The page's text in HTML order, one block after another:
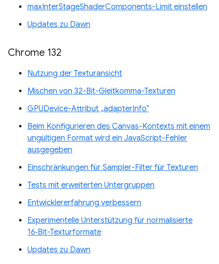
maxInterStageShaderComponents-Limit einstellen
Updates zu Dawn
Chrome 132
Nutzung der Texturansicht
Mischen von 32-Bit-Gleitkomma-Texturen
GPUDevice-Attribut „adapterInfo“
Beim Konfigurieren des Canvas-Kontexts mit einem
ungültigen Format wird ein JavaScript-Fehler
ausgegeben
Einschränkungen für Sampler-Filter für Texturen
Tests mit erweiterten Untergruppen
Entwicklererfahrung verbessern
Experimentelle Unterstützung für normalisierte
16‑Bit-Texturformate
Updates zu Dawn